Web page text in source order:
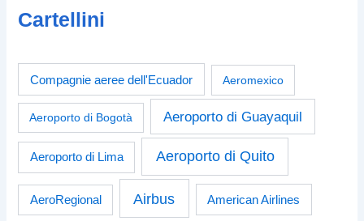
Cartellini
Compagnie aeree dell'Ecuador Aeromexico
Aeroporto di Bogotà Aeroporto di Guayaquil
Aeroporto di Lima Aeroporto di Quito
AeroRegional Airbus American Airlines